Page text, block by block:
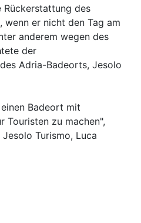
Rückerstattung des
er nicht den Tag am
anderem wegen des
der
Adria-Badeorts, Jesolo
Badeort mit
Touristen zu machen",
Turismo, Luca